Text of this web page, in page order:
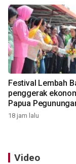
Festival Lembah
penggerak
Papua
18 jam lalu
Video